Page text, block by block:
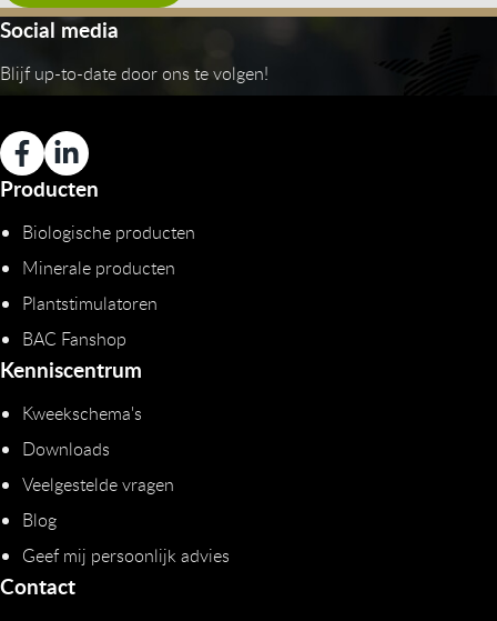
Social media
Blijf up-to-date door ons te volgen!
Producten
Biologische producten
Minerale producten
Plantstimulatoren
BAC Fanshop
Kenniscentrum
Kweekschema's
Downloads
Veelgestelde vragen
Blog
Geef mij persoonlijk advies
Contact